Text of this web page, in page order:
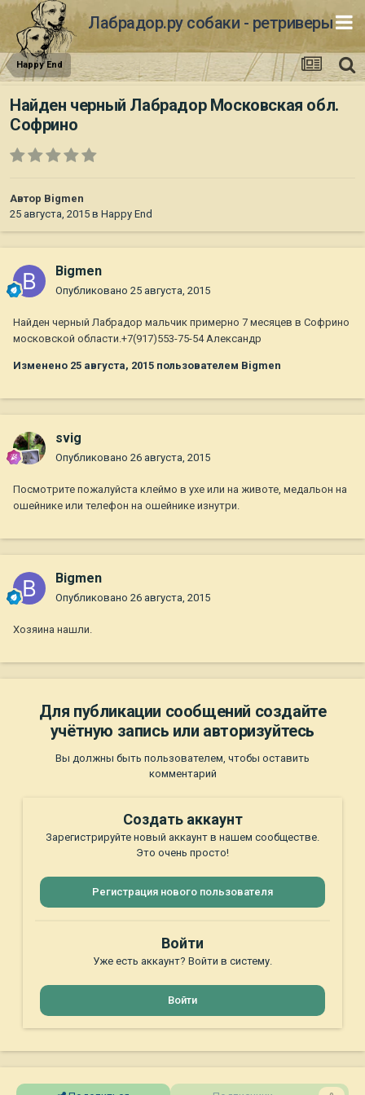
Лабрадор.ру собаки - ретриверы
Happy End
Найден черный Лабрадор Московская обл.
Софрино
Автор Bigmen
25 августа, 2015 в Happy End
Bigmen
Опубликовано 25 августа, 2015
Найден черный Лабрадор мальчик примерно 7 месяцев в Софрино
московской области.+7(917)553-75-54 Александр
Изменено 25 августа, 2015 пользователем Bigmen
svig
Опубликовано 26 августа, 2015
Посмотрите пожалуйста клеймо в ухе или на животе, медальон на
ошейнике или телефон на ошейнике изнутри.
Bigmen
Опубликовано 26 августа, 2015
Хозяина нашли.
Для публикации сообщений создайте
учётную запись или авторизуйтесь
Вы должны быть пользователем, чтобы оставить
комментарий
Создать аккаунт
Зарегистрируйте новый аккаунт в нашем сообществе.
Это очень просто!
Регистрация нового пользователя
Войти
Уже есть аккаунт? Войти в систему.
Войти